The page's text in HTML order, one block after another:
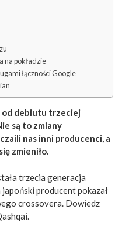
na pokładzie
łączności Google
od debiutu trzeciej
są to zmiany
nas inni producenci, a
zmieniło.
trzecia generacja
producent pokazał
crossovera. Dowiedz